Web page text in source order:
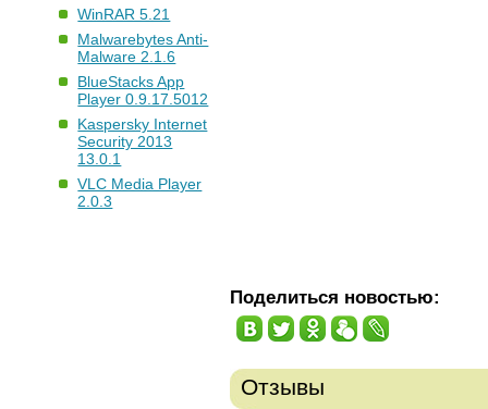
WinRAR 5.21
Malwarebytes Anti-
Malware 2.1.6
BlueStacks App
Player 0.9.17.5012
Kaspersky Internet
Security 2013
13.0.1
VLC Media Player
2.0.3
Поделиться новостью:
Отзывы